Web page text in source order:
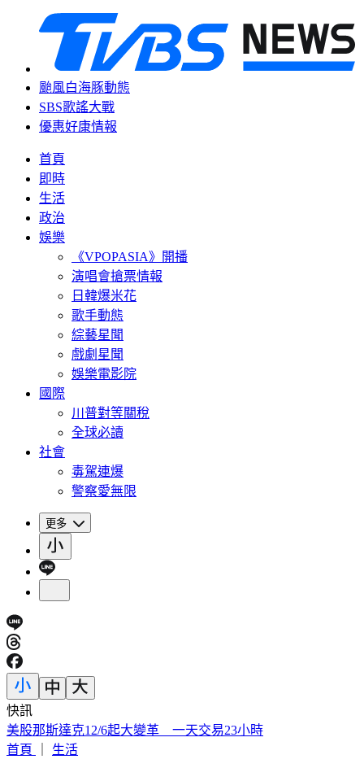
颱風白海豚動態
SBS歌謠大戰
優惠好康情報
首頁
即時
生活
政治
娛樂
《VPOPASIA》開播
演唱會搶票情報
日韓爆米花
歌手動態
綜藝星聞
戲劇星聞
娛樂電影院
國際
川普對等關稅
全球必讀
社會
毒駕連爆
警察愛無限
更多
快訊
幼兒園工地不慎活埋雇主 新竹挖土機司機賠247萬獲緩刑
首頁
生活